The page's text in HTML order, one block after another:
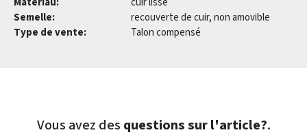
Semelle:
recouverte de cuir, non amovible
Type de vente:
Talon compensé
Vous avez des questions sur l'article?.